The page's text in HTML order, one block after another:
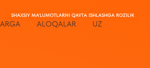
SHAXSIY MA'LUMOTLARNI QAYTA ISHLASHGA ROZILIK
ALOQALAR UZ